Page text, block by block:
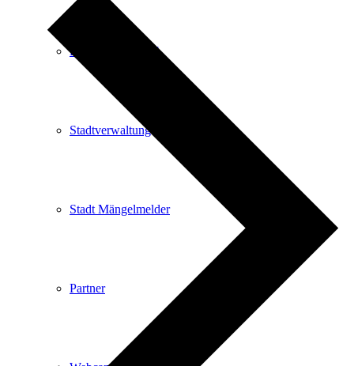
Kartenvorverkauf
Stadtverwaltung
Stadt Mängelmelder
Partner